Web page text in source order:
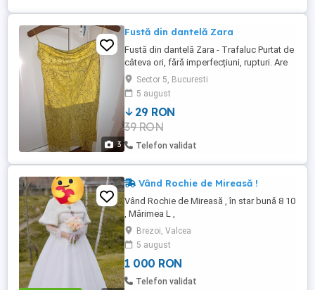
3
Fustă din dantelă Zara
Fustă din dantelă Zara - Trafaluc Purtat de
câteva ori, fără imperfecțiuni, rupturi. Are
căptușeală și crăpătură la spate Culoare:
Galben Material: Dantelă Mărime: M Preț:
29 Lei (Negociabil)
Sector 5, Bucuresti
5 august
29 RON
39 RON
Telefon validat
Vând Rochie de Mireasă !
Vând Rochie de Mireasă , în star bună 8 10
, Mărimea L ,
Brezoi, Valcea
5 august
1 000 RON
Telefon validat